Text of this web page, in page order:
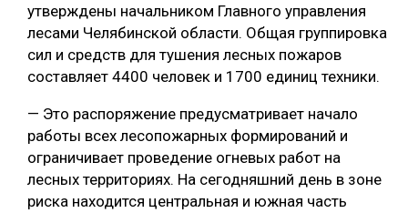
ЦБП
КОМПЛЕКСНАЯ ПЕРЕРАБОТКА
ДЕРЕВЯННОЕ ДОМОСТРОЕНИЕ
БЕЗОПАСНОЕ ПРОИЗВОДСТВО
СОРТИРОВКА ДРЕВЕСИНЫ
утверждены начальником Главного управления
лесами Челябинской области. Общая группировка
сил и средств для тушения лесных пожаров
составляет 4400 человек и 1700 единиц техники.
— Это распоряжение предусматривает начало
работы всех лесопожарных формирований и
ограничивает проведение огневых работ на
лесных территориях. На сегодняшний день в зоне
риска находится центральная и южная часть